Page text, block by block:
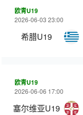
欧青U19
2026-06-03 23:00
希腊U19
欧青U19
2026-06-06 17:00
塞尔维亚U19